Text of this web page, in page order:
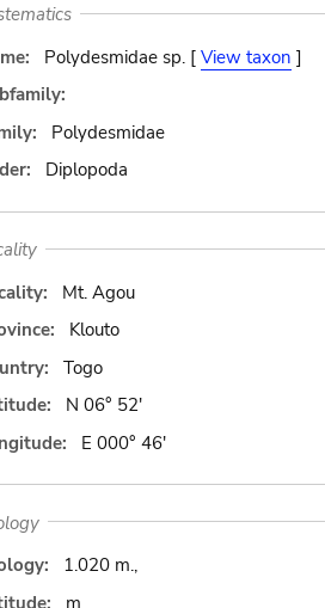
Polydesmidae sp. [ View taxon ]
Polydesmidae
Diplopoda
Mt. Agou
Klouto
Togo
N 06° 52'
E 000° 46'
1.020 m.,
m